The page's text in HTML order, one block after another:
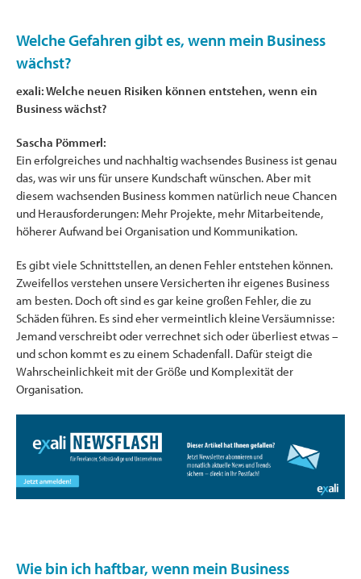
Welche Gefahren gibt es, wenn mein Business
wächst?
exali: Welche neuen Risiken können entstehen, wenn ein
Business wächst?
Sascha Pömmerl:
Ein erfolgreiches und nachhaltig wachsendes Business ist genau
das, was wir uns für unsere Kundschaft wünschen. Aber mit
diesem wachsenden Business kommen natürlich neue Chancen
und Herausforderungen: Mehr Projekte, mehr Mitarbeitende,
höherer Aufwand bei Organisation und Kommunikation.
Es gibt viele Schnittstellen, an denen Fehler entstehen können.
Zweifellos verstehen unsere Versicherten ihr eigenes Business
am besten. Doch oft sind es gar keine großen Fehler, die zu
Schäden führen. Es sind eher vermeintlich kleine Versäumnisse:
Jemand verschreibt oder verrechnet sich oder überliest etwas –
und schon kommt es zu einem Schadenfall. Dafür steigt die
Wahrscheinlichkeit mit der Größe und Komplexität der
Organisation.
Wie bin ich haftbar, wenn mein Business